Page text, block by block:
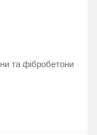
та фібробетони